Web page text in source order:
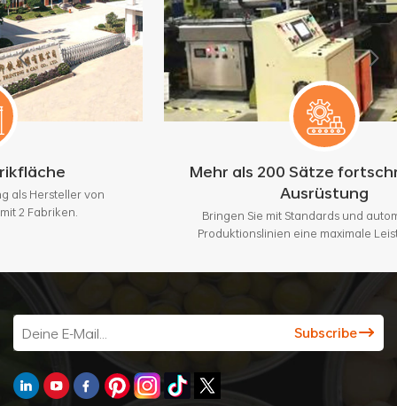
von
Mehr als 200 Sätze fortschrittlicher
Ausrüstung
Bringen Sie mit Standards und automatischen
Produktionslinien eine maximale Leistung von 3